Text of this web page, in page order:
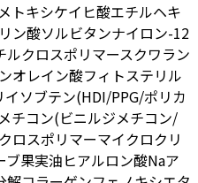
メトキシケイヒ酸エチルヘキ
ン酸ソルビタンナイロン-12
ルクロスポリマースクワラン
オレイン酸フィトステリル
イソブテン(HDI/PPG/ポリカ
メチコン(ビニルジメチコン/
ロスポリマーマイクロクリ
ブ果実油ヒアルロン酸Naア